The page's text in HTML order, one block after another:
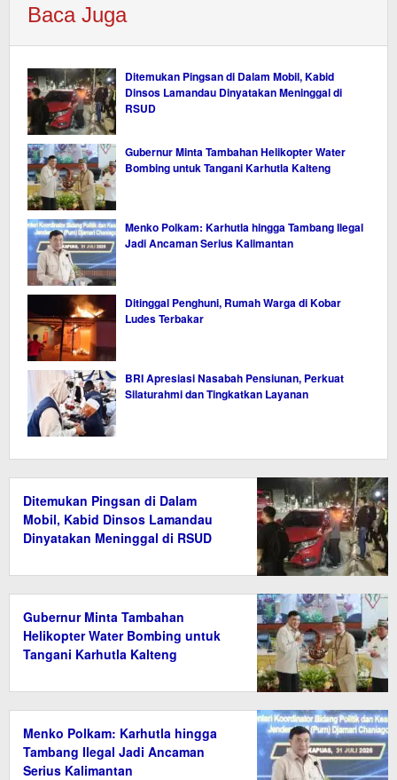
Baca Juga
Ditemukan Pingsan di Dalam Mobil, Kabid
Dinsos Lamandau Dinyatakan Meninggal di
RSUD
Gubernur Minta Tambahan Helikopter Water
Bombing untuk Tangani Karhutla Kalteng
Menko Polkam: Karhutla hingga Tambang Ilegal
Jadi Ancaman Serius Kalimantan
Ditinggal Penghuni, Rumah Warga di Kobar
Ludes Terbakar
BRI Apresiasi Nasabah Pensiunan, Perkuat
Silaturahmi dan Tingkatkan Layanan
Ditemukan Pingsan di Dalam
Mobil, Kabid Dinsos Lamandau
Dinyatakan Meninggal di RSUD
Gubernur Minta Tambahan
Helikopter Water Bombing untuk
Tangani Karhutla Kalteng
Menko Polkam: Karhutla hingga
Tambang Ilegal Jadi Ancaman
Serius Kalimantan